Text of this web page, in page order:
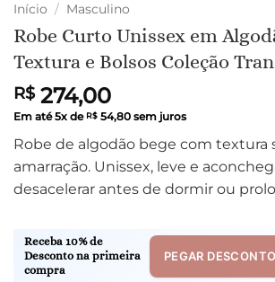
Início / Masculino
Robe Curto Unissex em
Textura e Bolsos Coleção
R$274,00
Em até5x de R$ 54,80 sem juros
Robe de algodão bege com textura
amarração. Unissex, leve e
desacelerar antes de dormir ou
Receba 10% de
Desconto na primeira
compra
PEGAR DESCONTO